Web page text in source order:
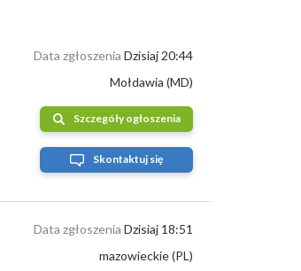
Dzisiaj 20:44
Data zgłoszenia
Mołdawia (MD)
Szczegóły ogłoszenia
Skontaktuj się
Dzisiaj 18:51
Data zgłoszenia
mazowieckie (PL)